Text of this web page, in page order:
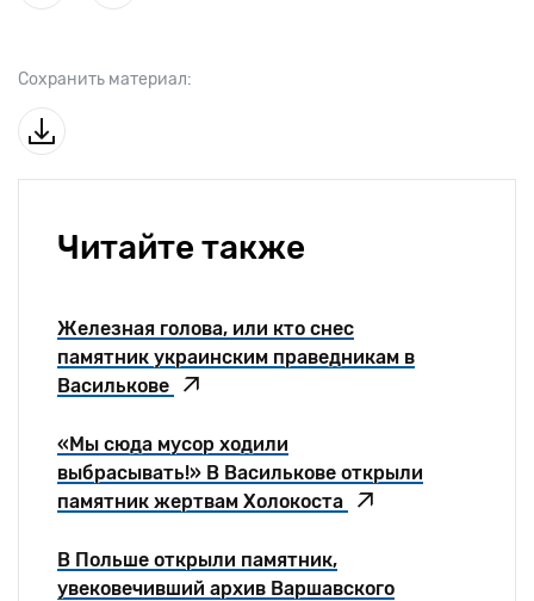
Сохранить материал:
Читайте также
Железная голова, или кто снес
памятник украинским праведникам в
Василькове
«Мы сюда мусор ходили
выбрасывать!» В Василькове открыли
памятник жертвам Холокоста
В Польше открыли памятник,
увековечивший архив Варшавского